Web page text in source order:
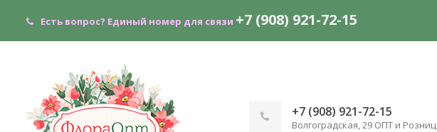
Есть вопрос? Единый номер для связи +7 (908) 921-72-15
+7 (908) 921-72-15
Волгоградская, 29 ОПТ и